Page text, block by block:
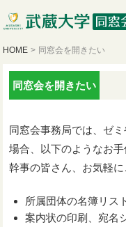
HOME > 同窓会を開きたい
同窓会を開きたい
同窓会事務局では、ゼ
場合、以下のようなお手
幹事の皆さん、お気軽に
所属団体の名簿リス
案内状の印刷、宛名